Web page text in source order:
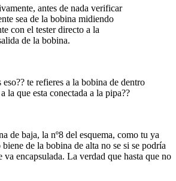
antes de nada verificar
sea de la bobina midiendo
con el tester directo a la
de la bobina.
te refieres a la bobina de dentro
la que esta conectada a la pipa??
de baja, la nº8 del esquema, como tu ya
de la bobina de alta no se si se podría
va encapsulada. La verdad que hasta que no